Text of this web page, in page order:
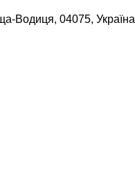
Водиця, 04075, Україна